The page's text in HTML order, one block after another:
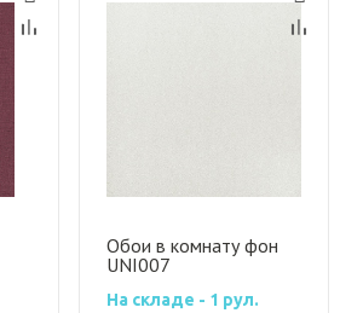
Обои в комнату фон
UNI007
На складе - 1 рул.